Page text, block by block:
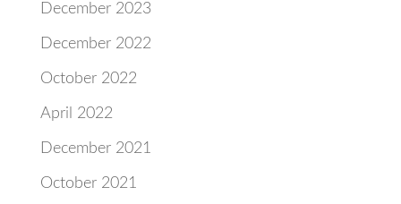
December 2023
December 2022
October 2022
April 2022
December 2021
October 2021